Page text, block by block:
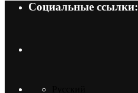
Социальные ссылки: